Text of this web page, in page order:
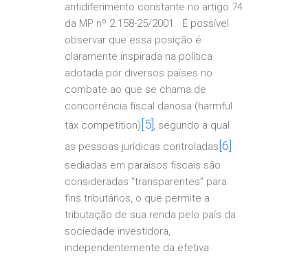
antidiferimento constante no artigo 74
da MP nº 2.158-25/2001. É possível
observar que essa posição é
claramente inspirada na política
adotada por diversos países no
combate ao que se chama de
concorrência fiscal danosa (harmful
tax competition) [5] , segundo a qual
as pessoas jurídicas controladas [6]
sediadas em paraísos fiscais são
consideradas “transparentes” para
fins tributários, o que permite a
tributação de sua renda pelo país da
sociedade investidora,
independentemente da efetiva